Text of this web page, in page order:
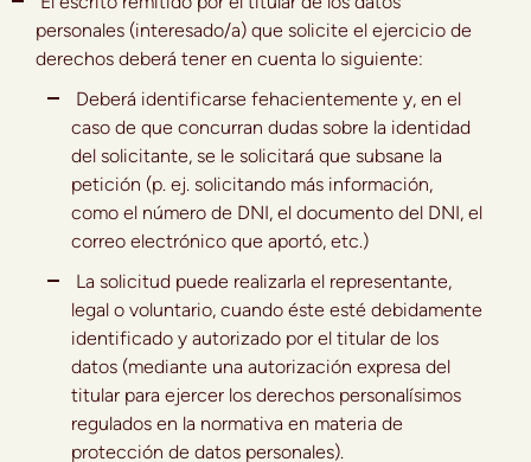
personales (interesado/a) que solicite el ejercicio de
derechos deberá tener en cuenta lo siguiente:
Deberá identificarse fehacientemente y, en el
caso de que concurran dudas sobre la identidad
del solicitante, se le solicitará que subsane la
petición (p. ej. solicitando más información,
como el número de DNI, el documento del DNI, el
correo electrónico que aportó, etc.)
La solicitud puede realizarla el representante,
legal o voluntario, cuando éste esté debidamente
identificado y autorizado por el titular de los
datos (mediante una autorización expresa del
titular para ejercer los derechos personalísimos
regulados en la normativa en materia de
protección de datos personales).